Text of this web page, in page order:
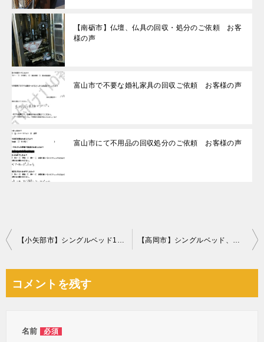
【南砺市】仏壇、仏具の回収・処分のご依頼 お客
様の声
富山市で不要な婚礼家具の回収ご依頼 お客様の声
富山市にて不用品の回収処分のご依頼 お客様の声
投
ビ
【小矢部市】シングルベッド1点の回収・処分 お客様の声 【高岡市】シングルベッド、整理ダンス、学習机の回収・処分 お客様の声
コメントを残す
名前 必須